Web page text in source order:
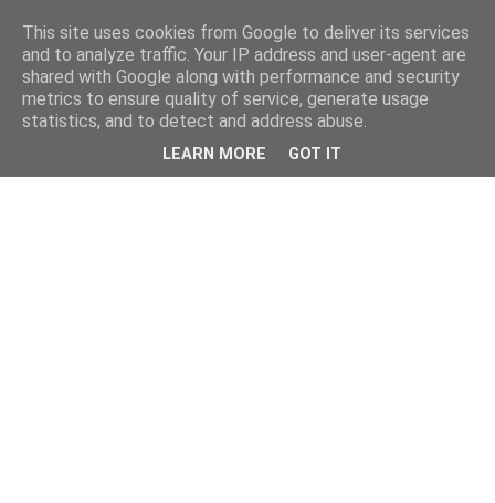
This site uses cookies from Google to deliver its services
and to analyze traffic. Your IP address and user-agent are
shared with Google along with performance and security
metrics to ensure quality of service, generate usage
statistics, and to detect and address abuse.
LEARN MORE GOT IT